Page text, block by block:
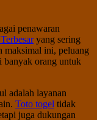
penawaran
yang sering
maksimal ini, peluang
banyak orang untuk
adalah layanan
Toto togel tidak
juga dukungan